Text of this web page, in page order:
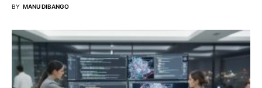
BY MANU DIBANGO